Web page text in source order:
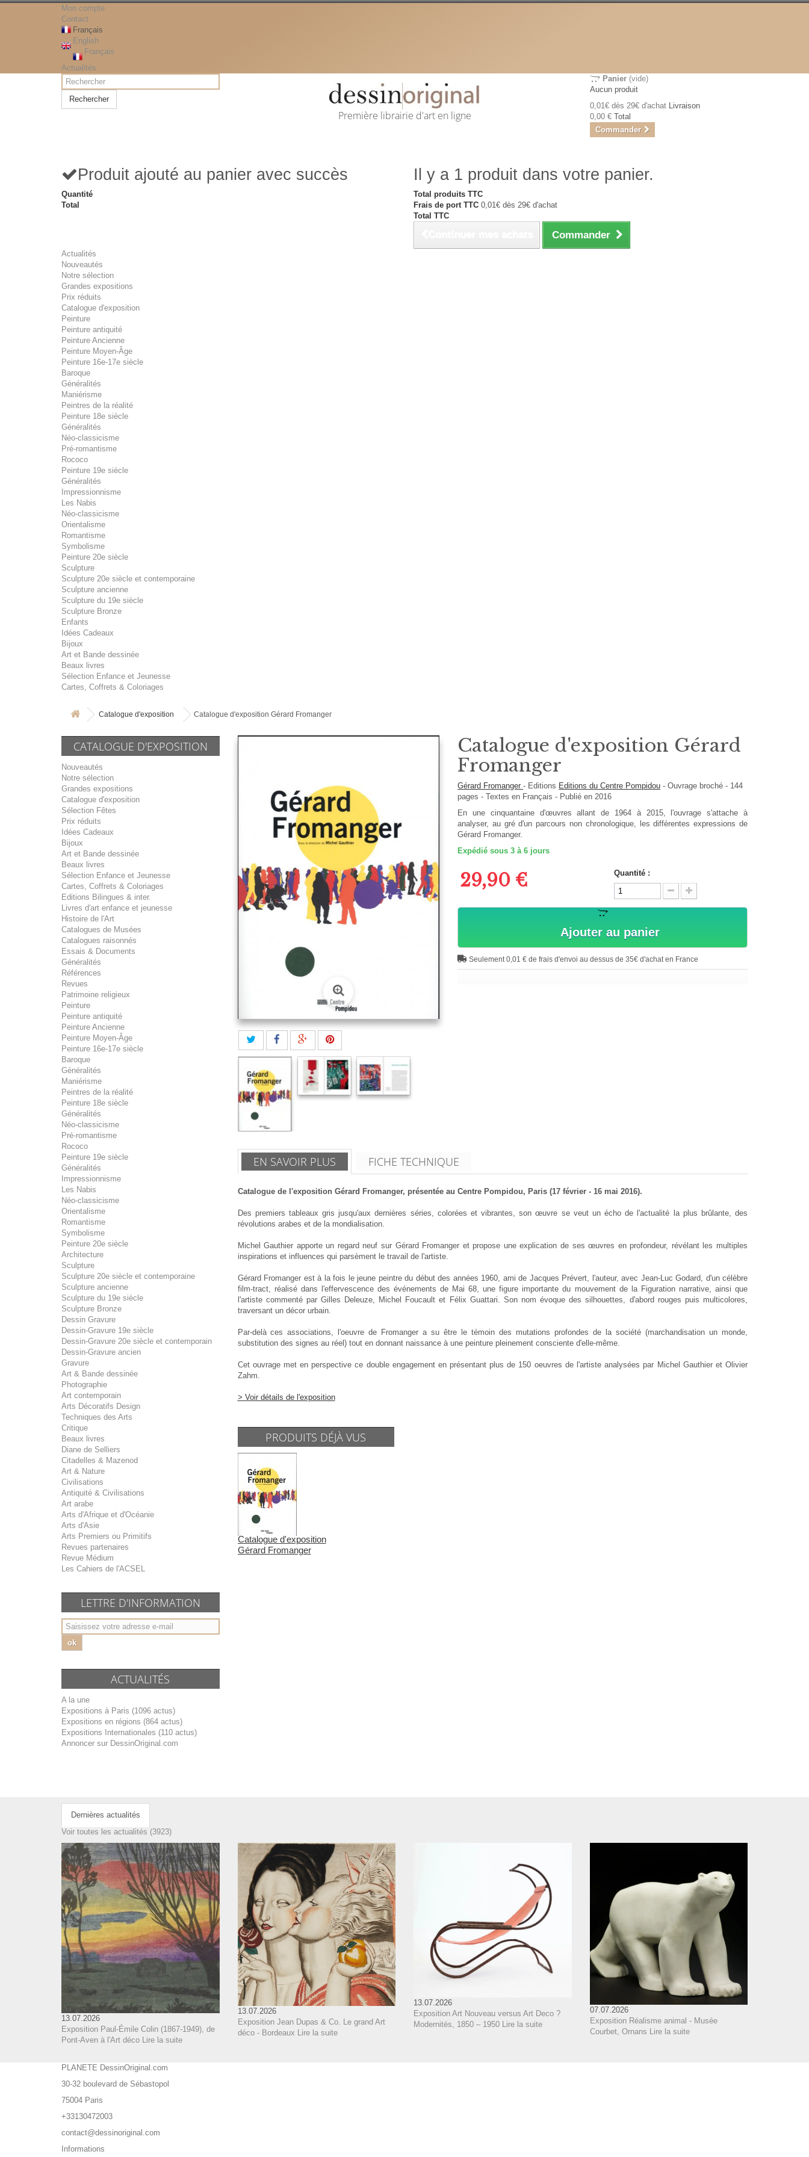
Mon compte
Contact
Français
English
Français
Actualités
Rechercher
Première librairie d'art en ligne
Panier (vide)
Aucun produit
0,01€ dès 29€ d'achat Livraison
0,00 € Total
Commander
Produit ajouté au panier avec succès
Quantité
Total
Il y a 1 produit dans votre panier.
Total produits TTC
Frais de port TTC 0,01€ dès 29€ d'achat
Total TTC
Commander
Actualités
Nouveautés
Notre sélection
Grandes expositions
Prix réduits
Catalogue d'exposition
Peinture
Peinture antiquité
Peinture Ancienne
Peinture Moyen-Âge
Peinture 16e-17e siècle
Baroque
Généralités
Maniérisme
Peintres de la réalité
Peinture 18e siècle
Généralités
Néo-classicisme
Pré-romantisme
Rococo
Peinture 19e siècle
Généralités
Impressionnisme
Les Nabis
Néo-classicisme
Orientalisme
Romantisme
Symbolisme
Peinture 20e siècle
Sculpture
Sculpture 20e siècle et contemporaine
Sculpture ancienne
Sculpture du 19e siècle
Sculpture Bronze
Enfants
Idées Cadeaux
Bijoux
Art et Bande dessinée
Beaux livres
Sélection Enfance et Jeunesse
Cartes, Coffrets & Coloriages
Catalogue d'exposition Catalogue d'exposition Gérard Fromanger
CATALOGUE D'EXPOSITION
Nouveautés
Notre sélection
Grandes expositions
Catalogue d'exposition
Sélection Fêtes
Prix réduits
Idées Cadeaux
Bijoux
Art et Bande dessinée
Beaux livres
Sélection Enfance et Jeunesse
Cartes, Coffrets & Coloriages
Editions Bilingues & inter.
Livres d'art enfance et jeunesse
Histoire de l'Art
Catalogues de Musées
Catalogues raisonnés
Essais & Documents
Généralités
Références
Revues
Patrimoine religieux
Peinture
Peinture antiquité
Peinture Ancienne
Peinture Moyen-Âge
Peinture 16e-17e siècle
Baroque
Généralités
Maniérisme
Peintres de la réalité
Peinture 18e siècle
Généralités
Néo-classicisme
Pré-romantisme
Rococo
Peinture 19e siècle
Généralités
Impressionnisme
Les Nabis
Néo-classicisme
Orientalisme
Romantisme
Symbolisme
Peinture 20e siècle
Architecture
Sculpture
Sculpture 20e siècle et contemporaine
Sculpture ancienne
Sculpture du 19e siècle
Sculpture Bronze
Dessin Gravure
Dessin-Gravure 19e siècle
Dessin-Gravure 20e siècle et contemporain
Dessin-Gravure ancien
Gravure
Art & Bande dessinée
Photographie
Art contemporain
Arts Décoratifs Design
Techniques des Arts
Critique
Beaux livres
Diane de Selliers
Citadelles & Mazenod
Art & Nature
Civilisations
Antiquité & Civilisations
Art arabe
Arts d'Afrique et d'Océanie
Arts d'Asie
Arts Premiers ou Primitifs
Revues partenaires
Revue Médium
Les Cahiers de l'ACSEL
LETTRE D'INFORMATION
ok
ACTUALITÉS
A la une
Expositions à Paris (1096 actus)
Expositions en régions (864 actus)
Expositions Internationales (110 actus)
Annoncer sur DessinOriginal.com
Catalogue d'exposition Gérard
Fromanger
Gérard Fromanger- Editions Editions du Centre Pompidou -Ouvrage broché- 144
pages -Textes en Français- Publié en 2016
En une cinquantaine d'œuvres allant de 1964 à 2015, l'ouvrage s'attache à
analyser, au gré d'un parcours non chronologique, les différentes expressions de
Gérard Fromanger.
Expédié sous 3 à 6 jours
29,90 € Quantité :
Ajouter au panier
Seulement 0,01 € de frais d'envoi au dessus de 35€ d'achat en France
EN SAVOIR PLUS FICHE TECHNIQUE
Catalogue de l'exposition Gérard Fromanger, présentée au Centre Pompidou, Paris (17 février - 16 mai 2016).
Des premiers tableaux gris jusqu'aux dernières séries, colorées et vibrantes, son œuvre se veut un écho de l'actualité la plus brûlante, des
révolutions arabes et de la mondialisation.
Michel Gauthier apporte un regard neuf sur Gérard Fromanger et propose une explication de ses œuvres en profondeur, révélant les multiples
inspirations et influences qui parsèment le travail de l'artiste.
Gérard Fromanger est à la fois le jeune peintre du début des années 1960, ami de Jacques Prévert, l'auteur, avec Jean-Luc Godard, d'un célèbre
film-tract, réalisé dans l'effervescence des événements de Mai 68, une figure importante du mouvement de la Figuration narrative, ainsi que
l'artiste commenté par Gilles Deleuze, Michel Foucault et Félix Guattari. Son nom évoque des silhouettes, d'abord rouges puis multicolores,
traversant un décor urbain.
Par-delà ces associations, l'oeuvre de Fromanger a su être le témoin des mutations profondes de la société (marchandisation un monde,
substitution des signes au réel) tout en donnant naissance à une peinture pleinement consciente d'elle-même.
Cet ouvrage met en perspective ce double engagement en présentant plus de 150 oeuvres de l'artiste analysées par Michel Gauthier et Olivier
Zahm.
> Voir détails de l'exposition
PRODUITS DÉJÀ VUS
Catalogue d'exposition
Gérard Fromanger
Dernières actualités
Voir toutes les actualités (3923)
13.07.2026
Exposition Paul-Émile Colin (1867-1949), de
Pont-Aven à l'Art déco Lire la suite
13.07.2026
Exposition Jean Dupas & Co. Le grand Art
déco - Bordeaux Lire la suite
13.07.2026
Exposition Art Nouveau versus Art Deco ?
Modernités, 1850 – 1950
Lire la suite
07.07.2026
Exposition Réalisme animal - Musée
Courbet, Ornans
Lire la suite
PLANETE DessinOriginal.com
30-32 boulevard de Sébastopol
75004 Paris
+33130472003
contact@dessinoriginal.com
Informations